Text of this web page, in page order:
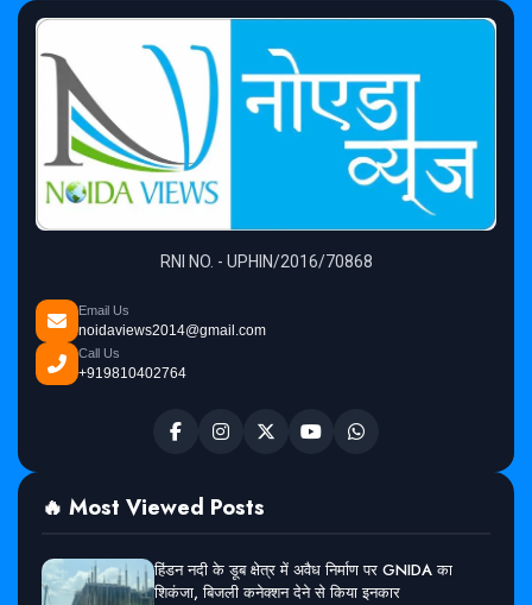
RNI NO. - UPHIN/2016/70868
Email Us
noidaviews2014@gmail.com
Call Us
+919810402764
🔥 Most Viewed Posts
हिंडन नदी के डूब क्षेत्र में अवैध निर्माण पर GNIDA का
शिकंजा, बिजली कनेक्शन देने से किया इनकार